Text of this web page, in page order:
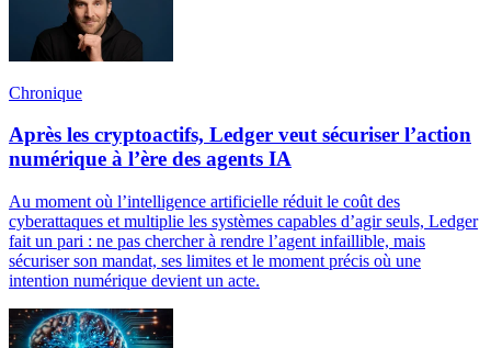
Chronique
Après les cryptoactifs, Ledger veut sécuriser l’action
numérique à l’ère des agents IA
Au moment où l’intelligence artificielle réduit le coût des
cyberattaques et multiplie les systèmes capables d’agir seuls, Ledger
fait un pari : ne pas chercher à rendre l’agent infaillible, mais
sécuriser son mandat, ses limites et le moment précis où une
intention numérique devient un acte.